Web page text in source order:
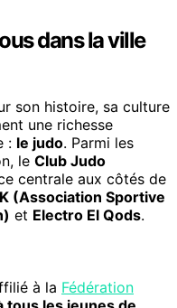
dans la ville
son histoire, sa culture
une richesse
: le judo. Parmi les
le Club Judo
centrale aux côtés de
(Association Sportive
et Electro El Qods.
à la Fédération